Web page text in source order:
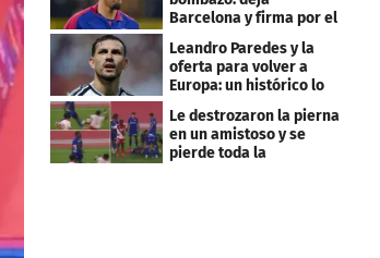
Barcelona y firma por el
club menos pensado
Leandro Paredes y la
oferta para volver a
Europa: un histórico lo
Le destrozaron la pierna
en un amistoso y se
pierde toda la